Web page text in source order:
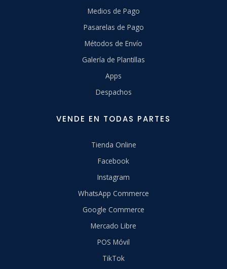
Medios de Pago
Pasarelas de Pago
Métodos de Envío
Galería de Plantillas
Apps
Despachos
VENDE EN TODAS PARTES
Tienda Online
Facebook
Instagram
WhatsApp Commerce
Google Commerce
Mercado Libre
POS Móvil
TikTok